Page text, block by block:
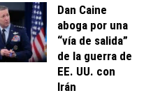
Dan Caine
aboga por una
“vía de salida”
de la guerra de
EE. UU. con
Irán